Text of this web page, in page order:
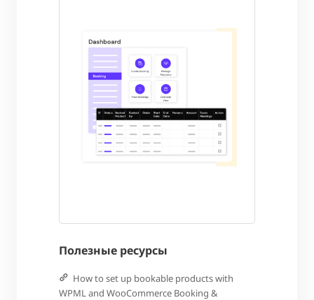
Полезные ресурсы
How to set up bookable products with
WPML and WooCommerce Booking &